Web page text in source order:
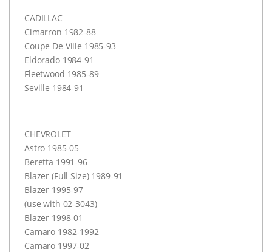
CADILLAC
Cimarron 1982-88
Coupe De Ville 1985-93
Eldorado 1984-91
Fleetwood 1985-89
Seville 1984-91
CHEVROLET
Astro 1985-05
Beretta 1991-96
Blazer (Full Size) 1989-91
Blazer 1995-97
(use with 02-3043)
Blazer 1998-01
Camaro 1982-1992
Camaro 1997-02